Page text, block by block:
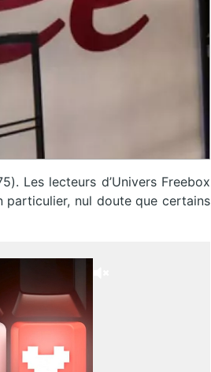
Les lecteurs d’Univers Freebox
particulier, nul doute que certains